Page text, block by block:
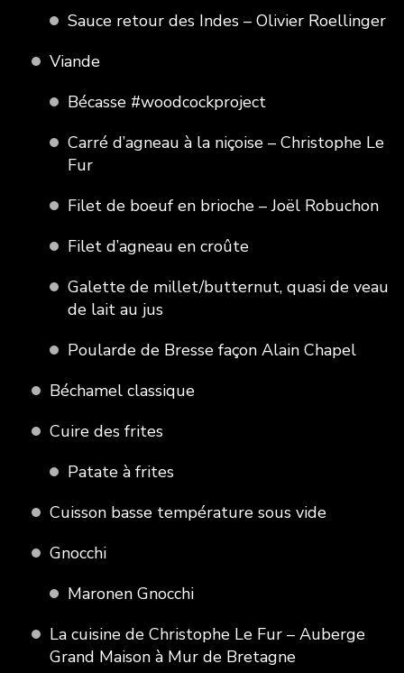
Sauce retour des Indes – Olivier Roellinger
Viande
Bécasse #woodcockproject
Carré d’agneau à la niçoise – Christophe Le
Fur
Filet de boeuf en brioche – Joël Robuchon
Filet d’agneau en croûte
Galette de millet/butternut, quasi de veau
de lait au jus
Poularde de Bresse façon Alain Chapel
Béchamel classique
Cuire des frites
Patate à frites
Cuisson basse température sous vide
Gnocchi
Maronen Gnocchi
La cuisine de Christophe Le Fur – Auberge
Grand Maison à Mur de Bretagne